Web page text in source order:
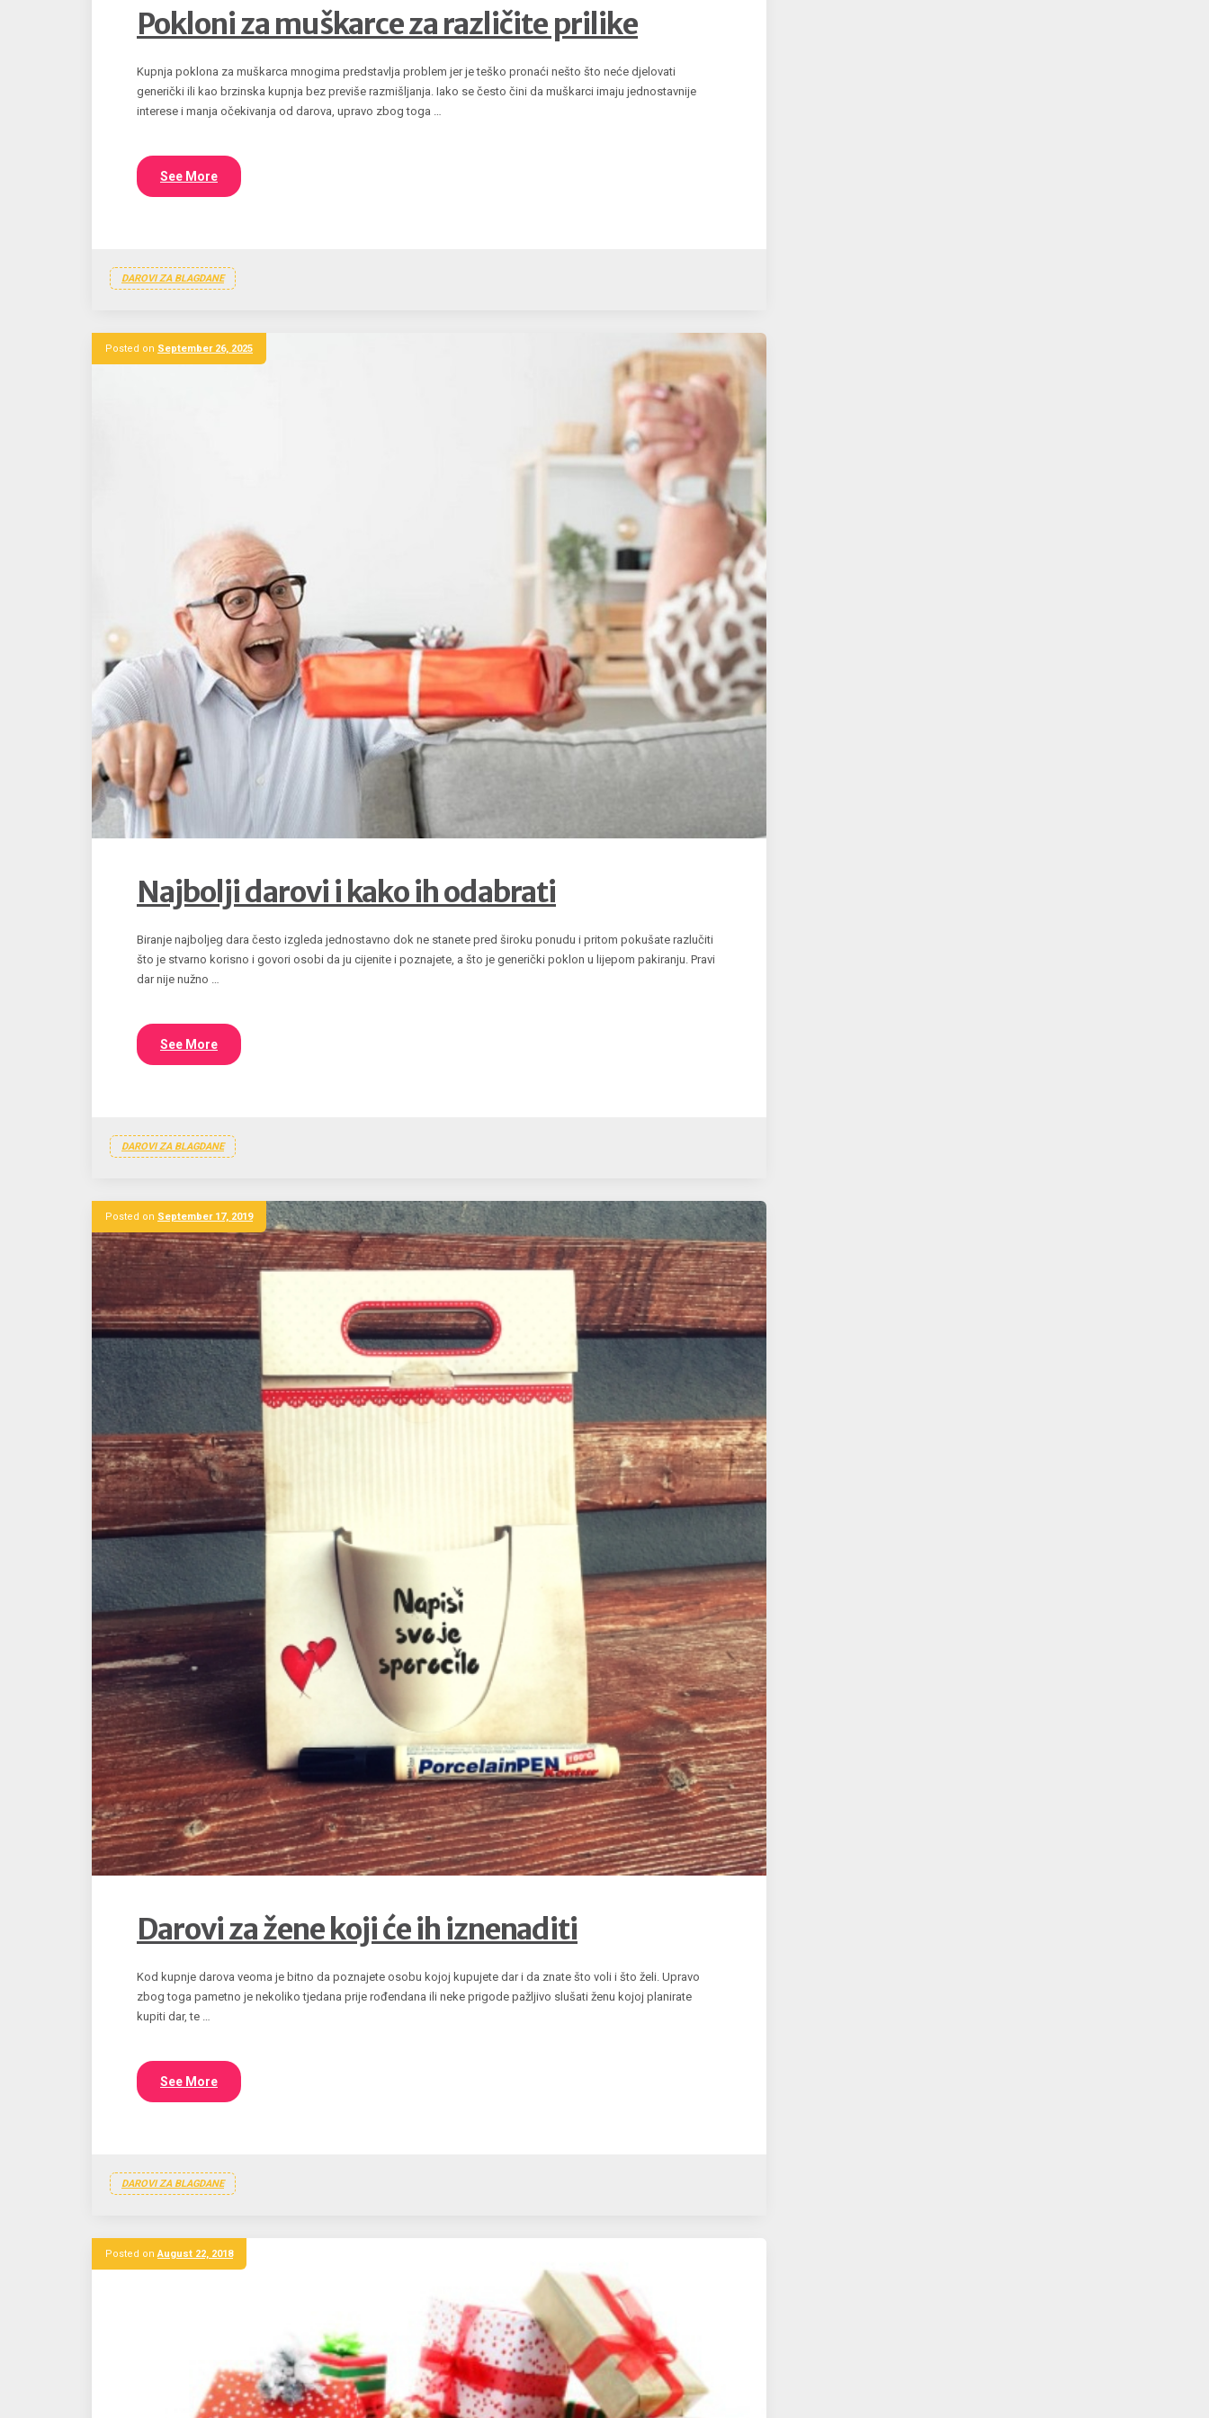
Pokloni za muškarce za različite prilike
Kupnja poklona za muškarca mnogima predstavlja problem jer je teško pronaći nešto što neće djelovati
generički ili kao brzinska kupnja bez previše razmišljanja. Iako se često čini da muškarci imaju jednostavnije
interese i manja očekivanja od darova, upravo zbog toga …
See More
DAROVI ZA BLAGDANE
Posted on September 26, 2025
Najbolji darovi i kako ih odabrati
Biranje najboljeg dara često izgleda jednostavno dok ne stanete pred široku ponudu i pritom pokušate razlučiti
što je stvarno korisno i govori osobi da ju cijenite i poznajete, a što je generički poklon u lijepom pakiranju. Pravi
dar nije nužno …
See More
DAROVI ZA BLAGDANE
Posted on September 17, 2019
Darovi za žene koji će ih iznenaditi
Kod kupnje darova veoma je bitno da poznajete osobu kojoj kupujete dar i da znate što voli i što želi. Upravo
zbog toga pametno je nekoliko tjedana prije rođendana ili neke prigode pažljivo slušati ženu kojoj planirate
kupiti dar, te …
See More
DAROVI ZA BLAGDANE
Posted onAugust 22, 2018